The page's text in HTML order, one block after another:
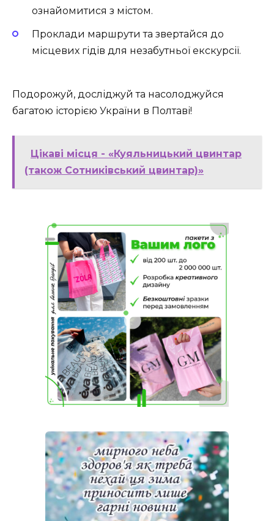
ознайомитися з містом.
Проклади маршрути та звертайся до
місцевих гідів для незабутньої екскурсії.
Подорожуй, досліджуй та насолоджуйся
багатою історією України в Полтаві!
Цікаві місця - «Куяльницький цвинтар
(також Сотниківський цвинтар)»